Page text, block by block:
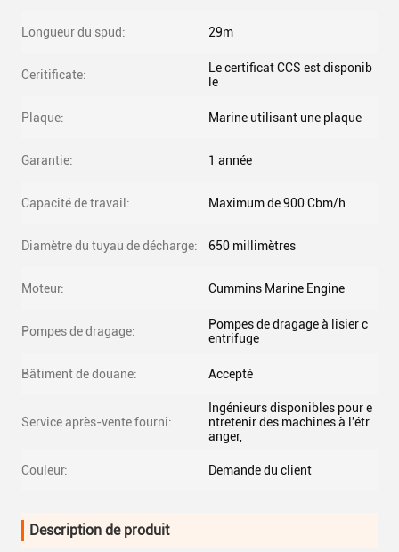
Longueur du spud: 29m
Ceritificate:
Le certificat CCS est disponib
le
Plaque: Marine utilisant une plaque
Garantie: 1 année
Capacité de travail: Maximum de 900 Cbm/h
Diamètre du tuyau de décharge: 650 millimètres
Moteur: Cummins Marine Engine
Pompes de dragage:
Pompes de dragage à lisier c
entrifuge
Bâtiment de douane: Accepté
Service après-vente fourni:
Ingénieurs disponibles pour e
ntretenir des machines à l'étr
anger,
Couleur: Demande du client
Description de produit